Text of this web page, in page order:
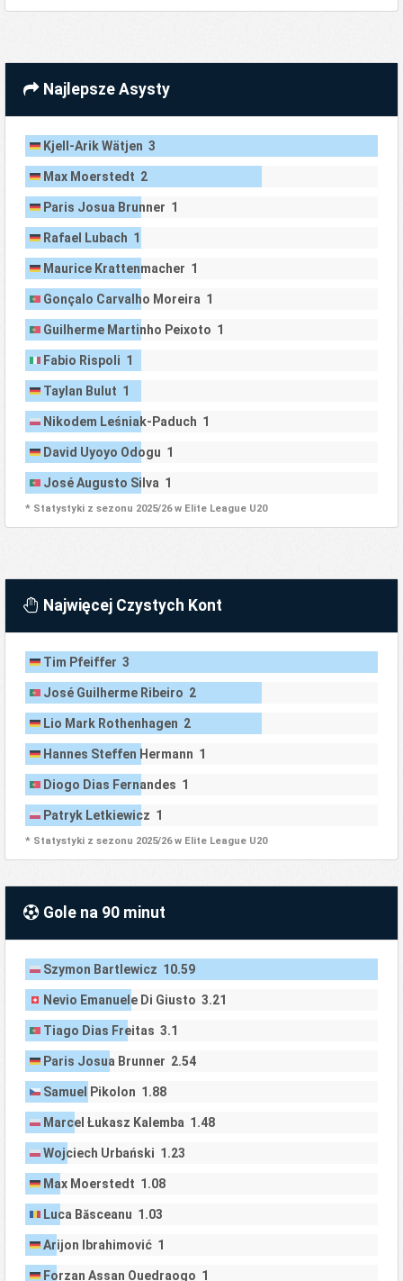
Najlepsze Asysty
Kjell-Arik Wätjen 3
Max Moerstedt 2
Paris Josua Brunner 1
Rafael Lubach 1
Maurice Krattenmacher 1
Gonçalo Carvalho Moreira 1
Guilherme Martinho Peixoto 1
Fabio Rispoli 1
Taylan Bulut 1
Nikodem Leśniak-Paduch 1
David Uyoyo Odogu 1
José Augusto Silva 1
* Statystyki z sezonu 2025/26 w Elite League U20
Najwięcej Czystych Kont
Tim Pfeiffer 3
José Guilherme Ribeiro 2
Lio Mark Rothenhagen 2
Hannes Steffen Hermann 1
Diogo Dias Fernandes 1
Patryk Letkiewicz 1
* Statystyki z sezonu 2025/26 w Elite League U20
Gole na 90 minut
Szymon Bartlewicz 10.59
Nevio Emanuele Di Giusto 3.21
Tiago Dias Freitas 3.1
Paris Josua Brunner 2.54
Samuel Pikolon 1.88
Marcel Łukasz Kalemba 1.48
Wojciech Urbański 1.23
Max Moerstedt 1.08
Luca Băsceanu 1.03
Arijon Ibrahimović 1
Forzan Assan Ouedraogo 1